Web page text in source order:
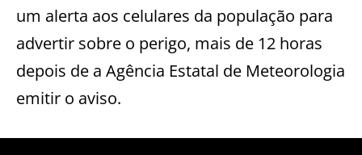
um alerta aos celulares da população para
advertir sobre o perigo, mais de 12 horas
depois de a Agência Estatal de Meteorologia
emitir o aviso.